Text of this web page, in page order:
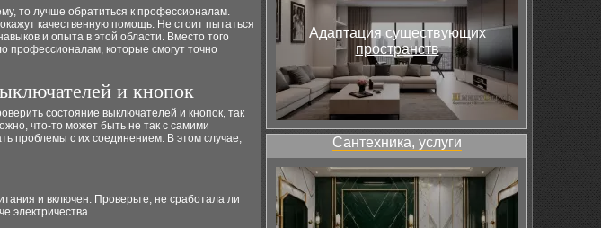
то лучше обратиться к профессионалам.
качественную помощь. Не стоит пытаться
и опыта в этой области. Вместо того
профессионалам, которые смогут точно
и кнопок
состояние выключателей и кнопок, так
что-то может быть не так с самими
проблемы с их соединением. В этом случае,
и включен. Проверьте, не сработала ли
электричества.
Адаптация существующих
пространств
Сантехника, услуги